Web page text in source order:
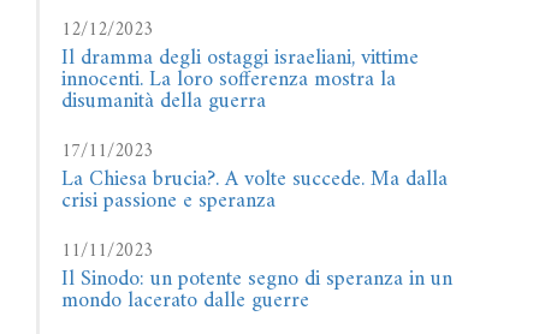
12/12/2023
Il dramma degli ostaggi israeliani, vittime
innocenti. La loro sofferenza mostra la
disumanità della guerra
17/11/2023
La Chiesa brucia?. A volte succede. Ma dalla
crisi passione e speranza
11/11/2023
Il Sinodo: un potente segno di speranza in un
mondo lacerato dalle guerre